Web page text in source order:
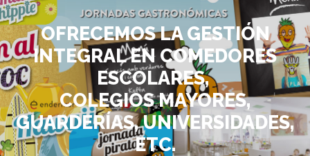
OFRECEMOS LA GESTIÓN
INTEGRAL EN COMEDORES
ESCOLARES,
COLEGIOS MAYORES,
GUARDERÍAS, UNIVERSIDADES,
ETC.